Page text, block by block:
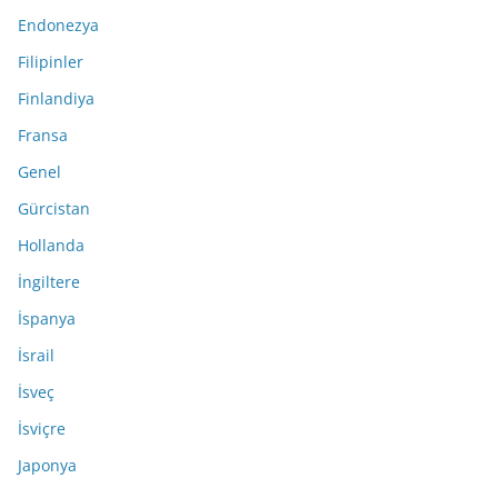
Endonezya
Filipinler
Finlandiya
Fransa
Genel
Gürcistan
Hollanda
İngiltere
İspanya
İsrail
İsveç
İsviçre
Japonya